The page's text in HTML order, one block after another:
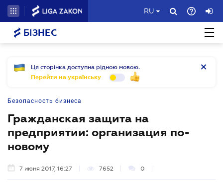
RU
БІЗНЕС
Ця сторінка доступна рідною мовою.
Перейти на українську
Безопасность бизнеса
Гражданская защита на
предприятии: организация по-
новому
7 июня 2017, 16:27 7652 0